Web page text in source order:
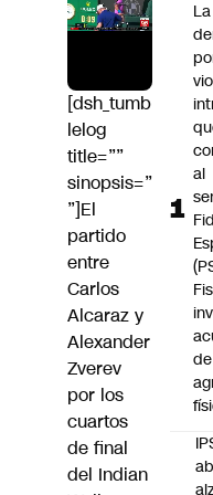
[dsh_tumb
lelog
title=””
sinopsis=”
”]El
partido
entre
Carlos
Alcaraz y
Alexander
Zverev
por los
cuartos
de final
del Indian
La
al
de